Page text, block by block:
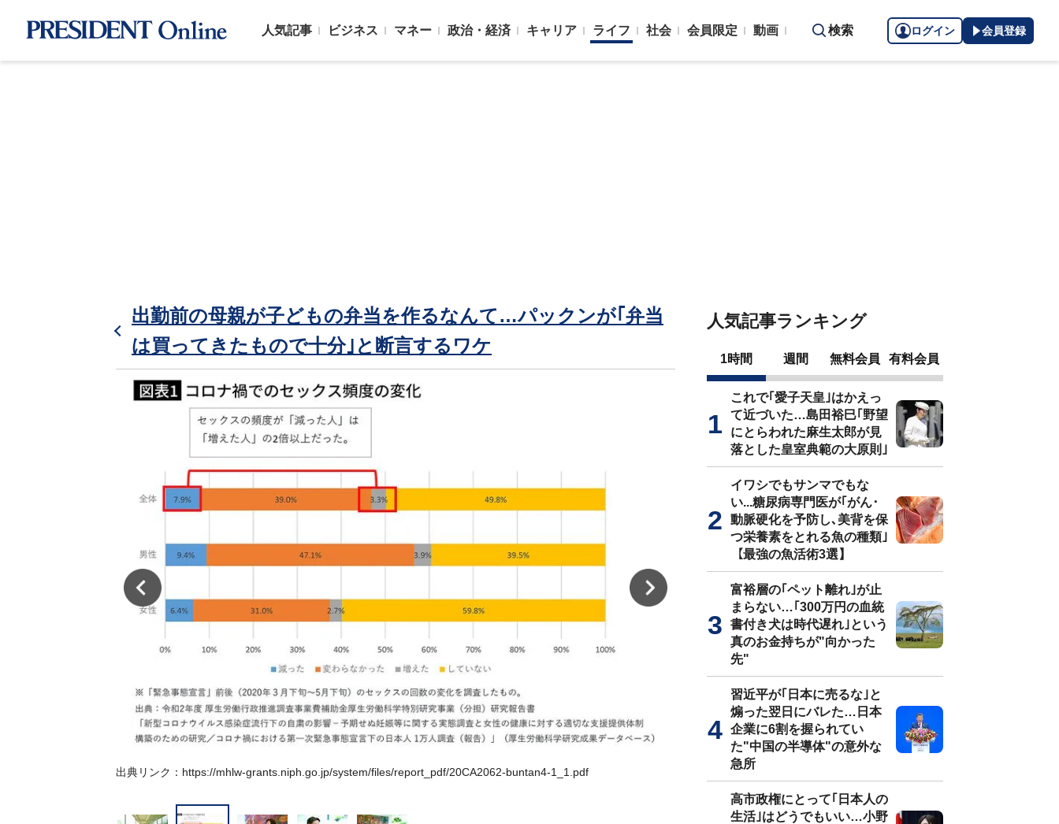
人気記事 ビジネス マネー 政治・経済 キャリア ライフ 社会 会員限定 動画 検索 ログイン 会員登録
出勤前の母親が子どもの弁当を作るなんて…パックンが｢弁当
は買ってきたもので十分｣と断言するワケ
出典リンク： https://mhlw-grants.niph.go.jp/system/files/report_pdf/20CA2062-buntan4-1_1.pdf 教育費の負担を減らす政策には賛成だが「経済的な面だけが少子化の理由で
人気記事ランキング
1時間 週間 無料会員 有料会員
これで｢愛子天皇｣はかえっ
て近づいた…島田裕巳｢野望
にとらわれた麻生太郎が見
落とした皇室典範の大原則｣
イワシでもサンマでもな
い...糖尿病専門医が｢がん･
動脈硬化を予防し､美背を保
つ栄養素をとれる魚の種類｣
【最強の魚活術3選】
富裕層の｢ペット離れ｣が止
まらない…｢300万円の血統
書付き犬は時代遅れ｣という
真のお金持ちが"向かった
先"
習近平が｢日本に売るな｣と
煽った翌日にバレた…日本
企業に6割を握られてい
た"中国の半導体"の意外な
急所
高市政権にとって｢日本人の
生活｣はどうでもいい…小野